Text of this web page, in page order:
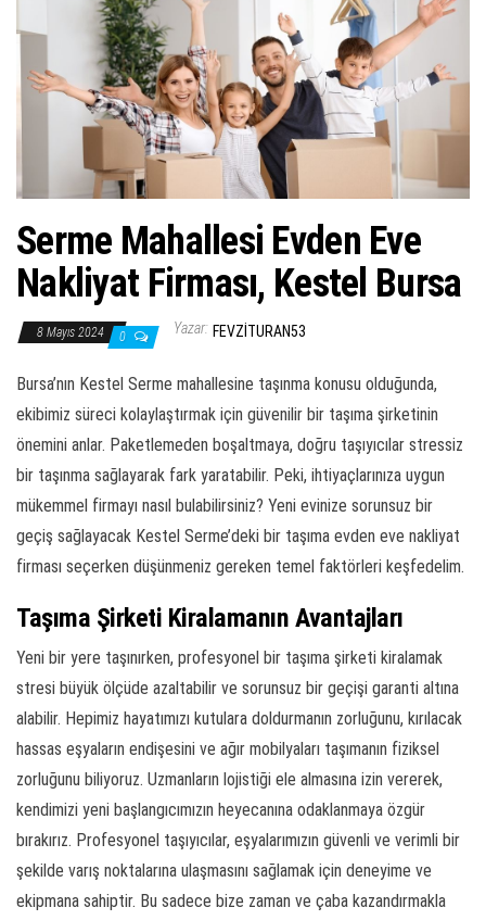
i
Serme Mahallesi Evden Eve
Nakliyat Firması, Kestel Bursa
8 Mayıs 2024 0 Yazar: FEVZITURAN53
Bursa’nın Kestel Serme mahallesine taşınma konusu olduğunda,
ekibimiz süreci kolaylaştırmak için güvenilir bir taşıma şirketinin
önemini anlar. Paketlemeden boşaltmaya, doğru taşıyıcılar stressiz
bir taşınma sağlayarak fark yaratabilir. Peki, ihtiyaçlarınıza uygun
mükemmel firmayı nasıl bulabilirsiniz? Yeni evinize sorunsuz bir
geçiş sağlayacak Kestel Serme’deki bir taşıma evden eve nakliyat
firması seçerken düşünmeniz gereken temel faktörleri keşfedelim.
Taşıma Şirketi Kiralamanın Avantajları
Yeni bir yere taşınırken, profesyonel bir taşıma şirketi kiralamak
stresi büyük ölçüde azaltabilir ve sorunsuz bir geçişi garanti altına
alabilir. Hepimiz hayatımızı kutulara doldurmanın zorluğunu, kırılacak
hassas eşyaların endişesini ve ağır mobilyaları taşımanın fiziksel
zorluğunu biliyoruz. Uzmanların lojistiği ele almasına izin vererek,
kendimizi yeni başlangıcımızın heyecanına odaklanmaya özgür
bırakırız. Profesyonel taşıyıcılar, eşyalarımızın güvenli ve verimli bir
şekilde varış noktalarına ulaşmasını sağlamak için deneyime ve
ekipmana sahiptir. Bu sadece bize zaman ve çaba kazandırmakla